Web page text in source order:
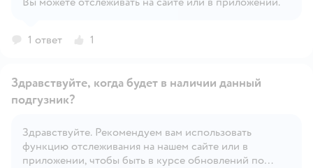
1 ответ 1
Открыть вопрос
Здравствуйте, когда будет в наличии данный
подгузник?
Здравствуйте. Рекомендуем вам использовать
функцию отслеживания на нашем сайте или в
приложении, чтобы быть в курсе обновлений по